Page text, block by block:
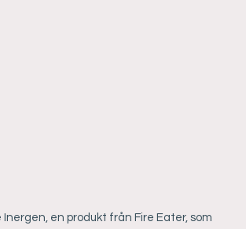
Inergen, en produkt från Fire Eater, som